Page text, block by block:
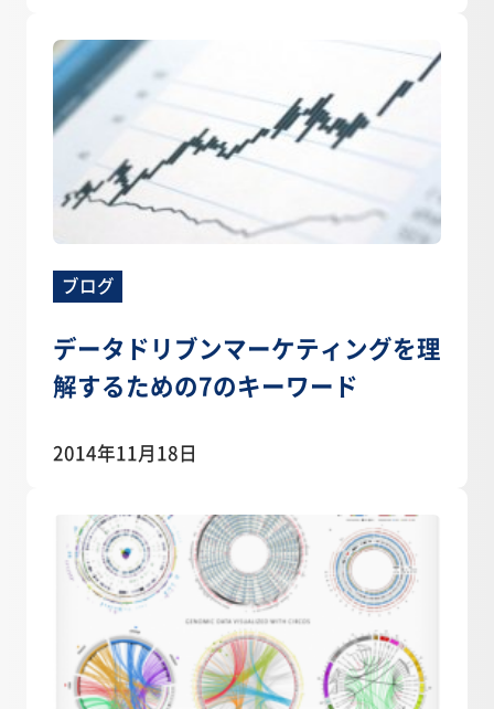
ブログ
データドリブンマーケティングを理
解するための7のキーワード
2014年11月18日